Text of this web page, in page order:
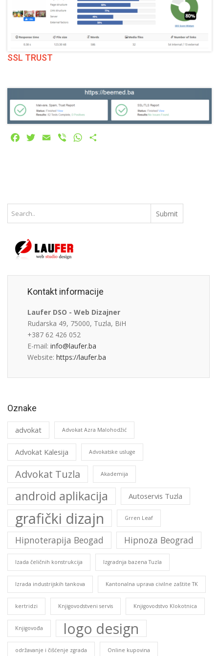
SSL TRUST
FacebookTwitter
Email Viber WhatsApp
Kontakt informacije
Laufer DSO - Web Dizajner
Rudarska 49, 75000, Tuzla, BiH
+387 62 426 052
E-mail: info@laufer.ba
Website: https://laufer.ba
Oznake
advokat Advokat Azra Malohodžić
Advokat Kalesija Advokatske usluge
Advokat Tuzla Akademija
android aplikacija Autoservis Tuzla
grafički dizajn Grren Leaf
Hipnoterapija Beogad Hipnoza Beograd
Izada čeličnih konstrukcija Izgradnja bazena Tuzla
Izrada industrijskih tankova Kantonalna uprava civilne zaštite TK
kertridzi Knjigovodstveni servis Knjigovodstvo Klokotnica
Knjigovođa logo design
održavanje i čišćenje zgrada Online kupovina